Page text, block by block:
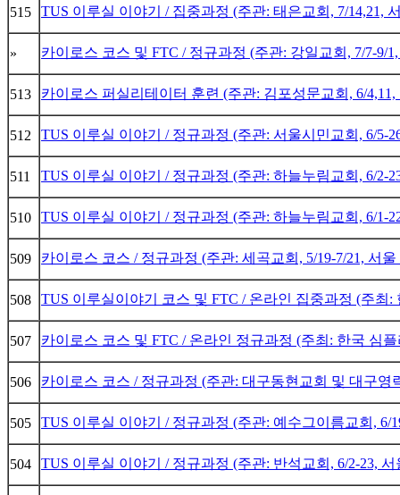
515 TUS 이루실 이야기 / 집중과정 (주관: 태은교회, 7/14,21,
» 카이로스 코스 및 FTC / 정규과정 (주관: 강일교회, 7/7-9/
513 카이로스 퍼실리테이터 훈련 (주관: 김포성문교회, 6/
512 TUS 이루실 이야기 / 정규과정 (주관: 서울시민교회, 6/5-
511 TUS 이루실 이야기 / 정규과정 (주관: 하늘누림교회, 6/2-
510 TUS 이루실 이야기 / 정규과정 (주관: 하늘누림교회, 6/1-
509 카이로스 코스 / 정규과정 (주관: 세곡교회, 5/19-7/21, 서
508 TUS 이루실이야기 코스 및 FTC / 온라인 집중과정 (주최
507 카이로스 코스 및 FTC / 온라인 정규과정 (주최: 한국 심
506 카이로스 코스 / 정규과정 (주관: 대구동현교회 및 대구영
505 TUS 이루실 이야기 / 정규과정 (주관: 예수그이름교회, 6/
504 TUS 이루실 이야기 / 정규과정 (주관: 반석교회, 6/2-23,